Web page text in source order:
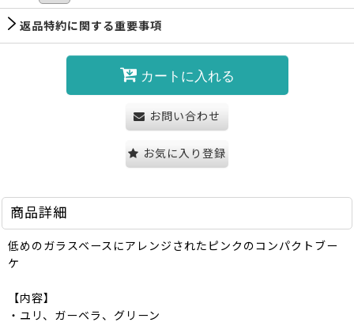
返品特約に関する重要事項
カートに入れる
お問い合わせ
お気に入り登録
商品詳細
低めのガラスベースにアレンジされたピンクのコンパクトブー
ケ
【内容】
・ユリ、ガーベラ、グリーン